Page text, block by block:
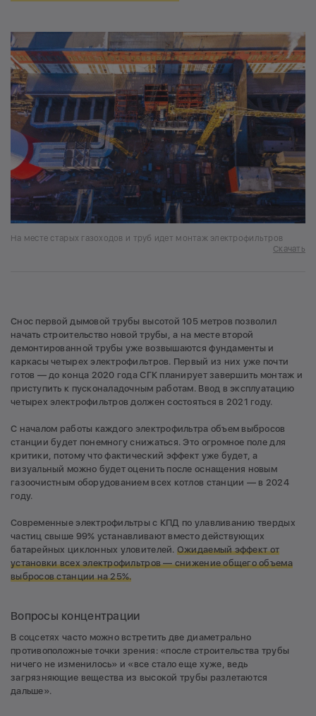
На месте старых газоходов и труб идет монтаж электрофильтров
Скачать
Снос первой дымовой трубы высотой 105 метров позволил
начать строительство новой трубы, а на месте второй
демонтированной трубы уже возвышаются фундаменты и
каркасы четырех электрофильтров. Первый из них уже почти
готов — до конца 2020 года СГК планирует завершить монтаж и
приступить к пусконаладочным работам. Ввод в эксплуатацию
четырех электрофильтров должен состояться в 2021 году.
С началом работы каждого электрофильтра объем выбросов
станции будет понемногу снижаться. Это огромное поле для
критики, потому что фактический эффект уже будет, а
визуальный можно будет оценить после оснащения новым
газоочистным оборудованием всех котлов станции — в 2024
году.
Современные электрофильтры с КПД по улавливанию твердых
частиц свыше 99% устанавливают вместо действующих
батарейных циклонных уловителей. Ожидаемый эффект от
установки всех электрофильтров — снижение общего объема
выбросов станции на 25%.
Вопросы концентрации
В соцсетях часто можно встретить две диаметрально
противоположные точки зрения: «после строительства трубы
ничего не изменилось» и «все стало еще хуже, ведь
загрязняющие вещества из высокой трубы разлетаются
дальше».